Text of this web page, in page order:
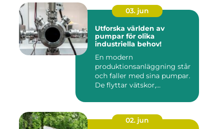
03. jun
Utforska världen av
pumpar för olika
industriella behov!
En modern
produktionsanläggning står
och faller med sina pumpar.
De flyttar vätskor,...
02. jun